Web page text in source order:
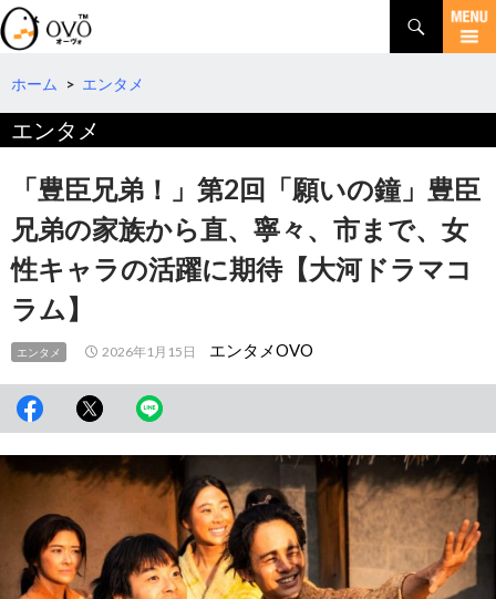
検
索
コ
テ
へ
ホーム > エンタメ
エンタメ
「豊臣兄弟！」第2回「願いの鐘」豊臣
兄弟の家族から直、寧々、市まで、女
性キャラの活躍に期待【大河ドラマコ
ラム】
エンタメ 2026年1月15日 エンタメOVO